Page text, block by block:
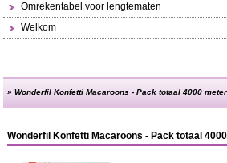
Omrekentabel voor lengtematen
Welkom
»Wonderfil Konfetti Macaroons - Pack totaal 4000 meter
Wonderfil Konfetti Macaroons - Pack totaal